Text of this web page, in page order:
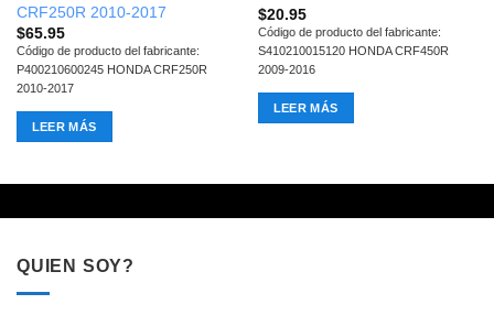
CRF250R 2010-2017
$65.95
Código de producto del fabricante:
P400210600245 HONDA CRF250R
2010-2017
LEER MÁS
$20.95
Código de producto del fabricante:
S410210015120 HONDA CRF450R
2009-2016
LEER MÁS
QUIEN SOY?